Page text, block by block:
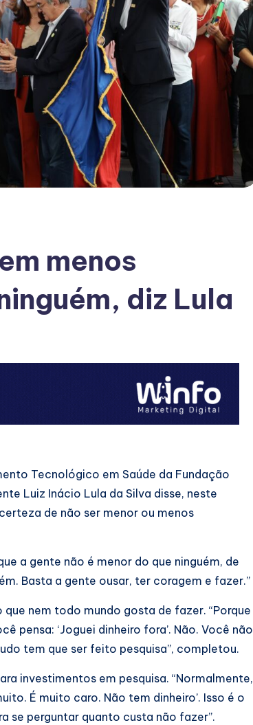
menos
diz Lula
Tecnológico em Saúde da Fundação
Luiz Inácio Lula da Silva disse, neste
de não ser menor ou menos
a gente não é menor do que ninguém, de
Basta a gente ousar, ter coragem e fazer.”
nem todo mundo gosta de fazer. “Porque
pensa: ‘Joguei dinheiro fora’. Não. Você não
tem que ser feito pesquisa”, completou.
investimentos em pesquisa. “Normalmente,
É muito caro. Não tem dinheiro’. Isso é o
se perguntar quanto custa não fazer”.